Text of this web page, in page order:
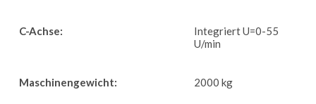
C-Achse:
Integriert U=0-55
U/min
Maschinengewicht: 2000 kg